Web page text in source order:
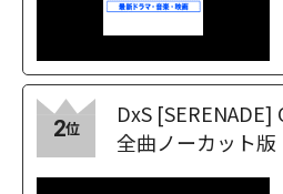
2位
DxS [SERENADE]
全曲ノーカット版